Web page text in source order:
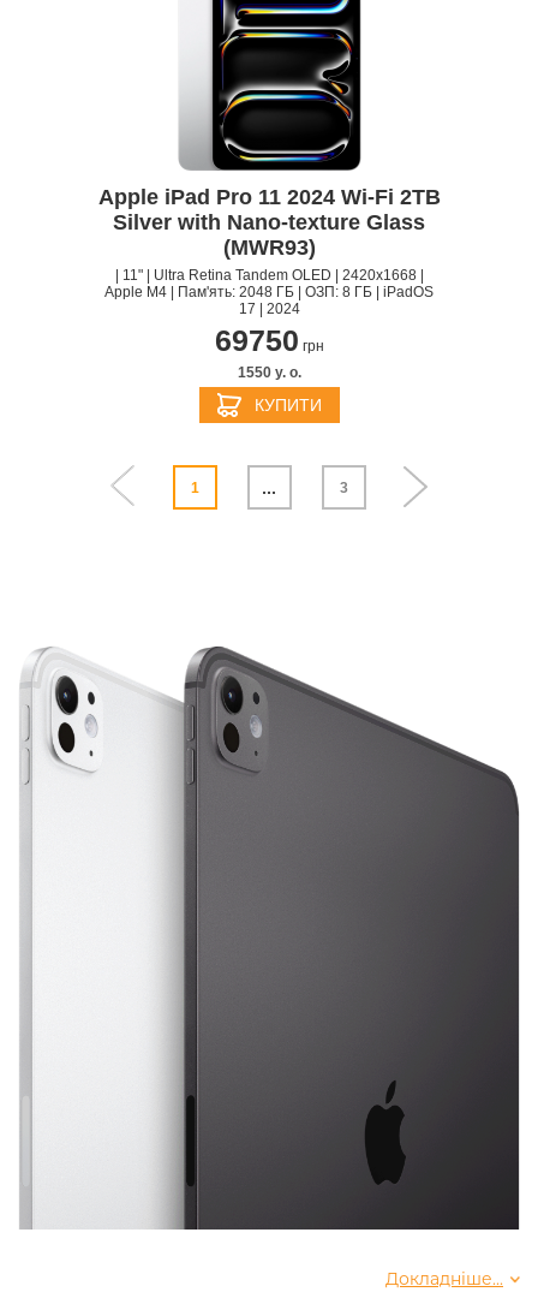
Apple iPad Pro 11 2024 Wi-Fi 2TB
Silver with Nano-texture Glass
(MWR93)
| 11" | Ultra Retina Tandem OLED | 2420x1668 |
Apple M4 | Пам'ять: 2048 ГБ | ОЗП: 8 ГБ | iPadOS
17 | 2024
69750 грн
1550 y. о.
КУПИТИ
1 ... 3
Докладніше...